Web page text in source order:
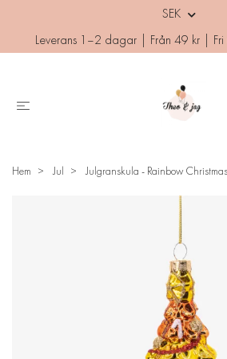
SEK
Leverans 1–2 dagar | Från 49 kr | Fri
Hem Jul Julgranskula - Rainbow